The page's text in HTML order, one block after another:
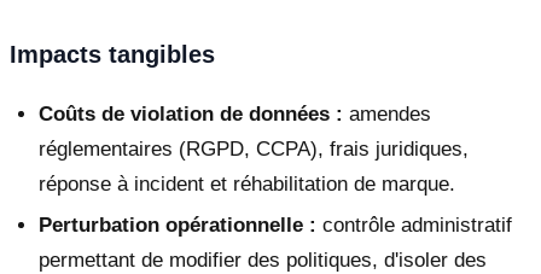
Impacts tangibles
Coûts de violation de données : amendes
réglementaires (RGPD, CCPA), frais juridiques,
réponse à incident et réhabilitation de marque.
Perturbation opérationnelle : contrôle administratif
permettant de modifier des politiques, d'isoler des